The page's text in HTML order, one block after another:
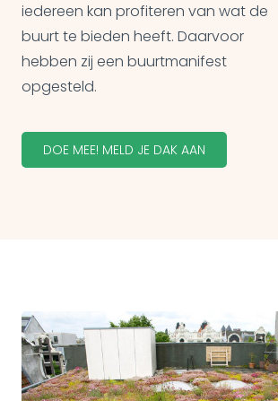
iedereen kan profiteren van wat de
buurt te bieden heeft. Daarvoor
hebben zij een buurtmanifest
opgesteld.
DOE MEE! MELD JE DAK AAN